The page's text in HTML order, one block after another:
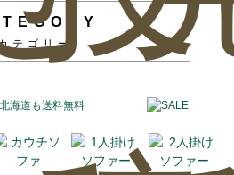
テゴリー